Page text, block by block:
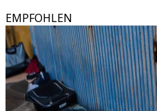
EMPFOHLEN